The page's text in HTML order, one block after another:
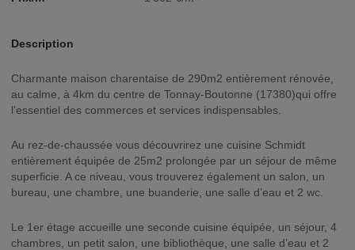
Description
Charmante maison charentaise de 290m2 entièrement rénovée,
au calme, à 4km du centre de Tonnay-Boutonne (17380)qui offre
l’essentiel des commerces et services indispensables.
Au rez-de-chaussée vous découvrirez une cuisine Schmidt
entièrement équipée de 25m2 prolongée par un séjour de même
superficie. A ce niveau, vous trouverez également un salon, un
bureau, une chambre, une buanderie, une salle d’eau et 2 wc.
Le 1er étage accueille une seconde cuisine équipée, un séjour, 4
chambres, un petit salon, une bibliothèque, une salle d’eau et 2